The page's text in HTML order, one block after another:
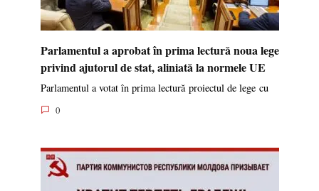
Parlamentul a aprobat în prima lectură noua lege
privind ajutorul de stat, aliniată la normele UE
Parlamentul a votat în prima lectură proiectul de lege cu
0